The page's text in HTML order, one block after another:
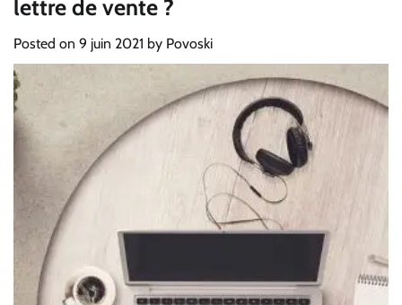
lettre de vente ?
Posted on 9 juin 2021 by Povoski